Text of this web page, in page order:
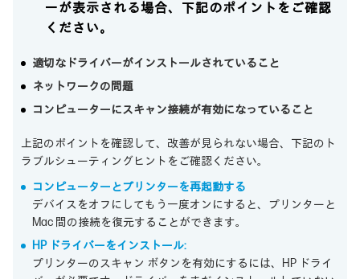
ーが表示される場合、下記のポイントをご確認
ください。
適切なドライバーがインストールされていること
ネットワークの問題
コンピューターにスキャン接続が有効になっていること
上記のポイントを確認して、改善が見られない場合、下記のト
ラブルシューティングヒントをご確認ください。
コンピューターとプリンターを再起動する
デバイスをオフにしてもう一度オンにすると、プリンターと
Mac 間の接続を復元することができます。
HP ドライバーをインストール:
プリンターのスキャン ボタンを有効にするには、HP ドライ